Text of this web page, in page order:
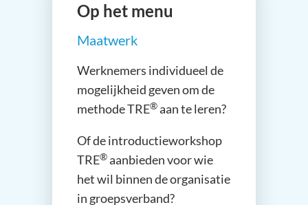
Op het menu
Maatwerk
Werknemers individueel de
mogelijkheid geven om de
methode TRE®aan te leren?
Of de introductieworkshop
TRE®aanbieden voor wie
het wil binnen de organisatie
in groepsverband?